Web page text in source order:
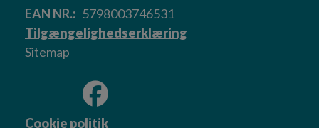
EAN NR.
5798003746531
Tilgængelighedserklæring
Sitemap
Cookie politik